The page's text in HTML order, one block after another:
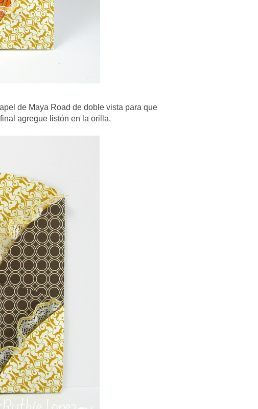
de Maya Road de doble vista para que
agregue listón en la orilla.